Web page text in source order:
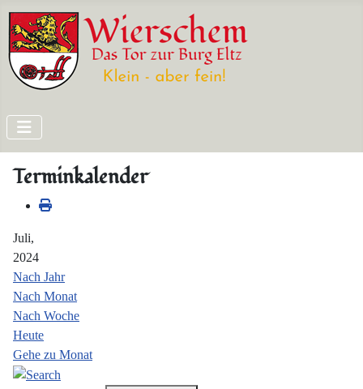
Terminkalender
Juli,
2024
Nach Jahr
Nach Monat
Nach Woche
Heute
Gehe zu Monat